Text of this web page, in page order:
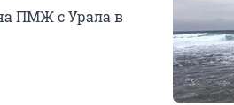
ПМЖ с Урала в